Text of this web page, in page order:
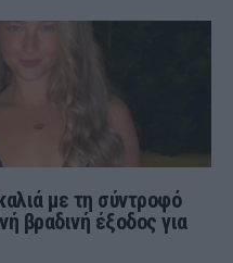
με τη σύντροφό
βραδινή έξοδος για